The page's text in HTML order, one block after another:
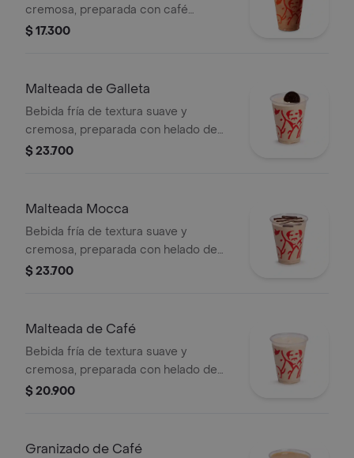
cremosa, preparada con café
espresso, mezcla láctea, hielo y
$ 17.300
Malteada de Galleta
Bebida fría de textura suave y
cremosa, preparada con helado de
café, leche y galleta oreo.
$ 23.700
Malteada Mocca
Bebida fría de textura suave y
cremosa, preparada con helado de
café, leche y chocolate.
$ 23.700
Malteada de Café
Bebida fría de textura suave y
cremosa, preparada con helado de
café y leche.
$ 20.900
Granizado de Café